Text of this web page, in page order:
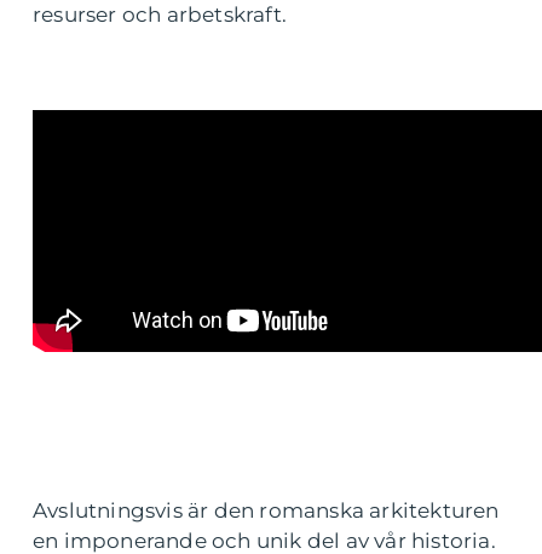
resurser och arbetskraft.
Avslutningsvis är den romanska arkitekturen
en imponerande och unik del av vår historia.